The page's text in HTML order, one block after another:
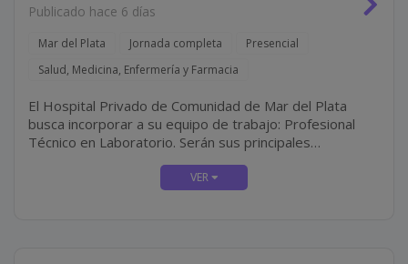
Publicado hace 6 días
Mar del Plata Jornada completa
Presencial
Salud, Medicina, Enfermería y Farmacia
El Hospital Privado de Comunidad de Mar del Plata
busca incorporar a su equipo de trabajo: Profesional
Técnico en Laboratorio. Serán sus principales
responsabilidades: Colaborar en la realización de
estudios de laboratorio, bajo la supervisión del...